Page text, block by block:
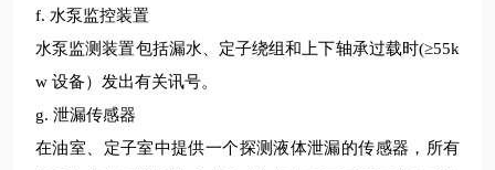
f. 水泵监控装置
水泵监测装置包括漏水、定子绕组和上下轴承过载时(≥55k
w 设备）发出有关讯号。
g. 泄漏传感器
在油室、定子室中提供一个探测液体泄漏的传感器，所有